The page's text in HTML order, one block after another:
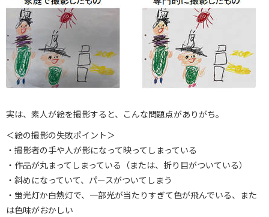
実は、素人が絵を撮影すると、こんな問題点がありがち。
＜絵の撮影の失敗ポイント＞
・撮影者の手や人が影になって映ってしまっている
・作品が丸まってしまっている（または、折り目がついている）
・斜めになっていて、パースがついてしまう
・蛍光灯か白熱灯で、一部光が当たりすぎて色が飛んでいる、また
は色味がおかしい